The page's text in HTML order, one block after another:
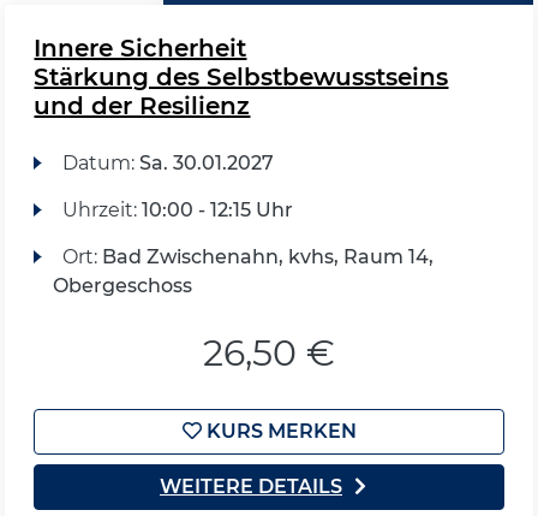
Innere Sicherheit
Stärkung des Selbstbewusstseins
und der Resilienz
Datum: Sa. 30.01.2027
Uhrzeit: 10:00 - 12:15 Uhr
Ort: Bad Zwischenahn, kvhs, Raum 14,
Obergeschoss
26,50 €
KURS MERKEN
WEITERE DETAILS